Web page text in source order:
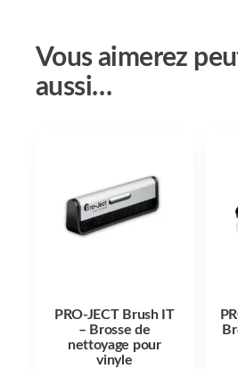
Vous aimerez
aussi…
PRO-JECT Brush IT
– Brosse de
nettoyage pour
vinyle